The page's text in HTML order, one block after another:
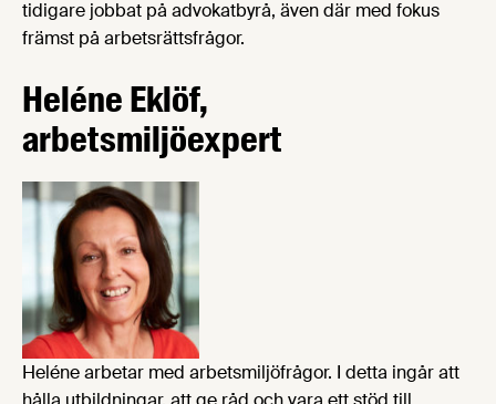
tidigare jobbat på advokatbyrå, även där med fokus
främst på arbetsrättsfrågor.
Heléne Eklöf,
arbetsmiljöexpert
Heléne arbetar med arbetsmiljöfrågor. I detta ingår att